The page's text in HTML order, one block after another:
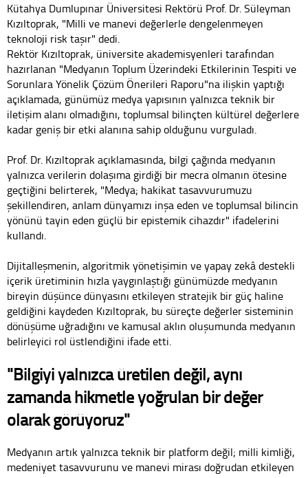
Kütahya Dumlupınar Üniversitesi Rektörü Prof. Dr. Süleyman
Kızıltoprak, "Milli ve manevi değerlerle dengelenmeyen
teknoloji risk taşır" dedi.
Rektör Kızıltoprak, üniversite akademisyenleri tarafından
hazırlanan "Medyanın Toplum Üzerindeki Etkilerinin Tespiti ve
Sorunlara Yönelik Çözüm Önerileri Raporu"na ilişkin yaptığı
açıklamada, günümüz medya yapısının yalnızca teknik bir
iletişim alanı olmadığını, toplumsal bilinçten kültürel değerlere
kadar geniş bir etki alanına sahip olduğunu vurguladı.
Prof. Dr. Kızıltoprak açıklamasında, bilgi çağında medyanın
yalnızca verilerin dolaşıma girdiği bir mecra olmanın ötesine
geçtiğini belirterek, "Medya; hakikat tasavvurumuzu
şekillendiren, anlam dünyamızı inşa eden ve toplumsal bilincin
yönünü tayin eden güçlü bir epistemik cihazdır" ifadelerini
kullandı.
Dijitalleşmenin, algoritmik yönetişimin ve yapay zekâ destekli
içerik üretiminin hızla yaygınlaştığı günümüzde medyanın
bireyin düşünce dünyasını etkileyen stratejik bir güç haline
geldiğini kaydeden Kızıltoprak, bu süreçte değerler sisteminin
dönüşüme uğradığını ve kamusal aklın oluşumunda medyanın
belirleyici rol üstlendiğini ifade etti.
"Bilgiyi yalnızca üretilen değil, aynı
zamanda hikmetle yoğrulan bir değer
olarak görüyoruz"
Medyanın artık yalnızca teknik bir platform değil; milli kimliği,
medeniyet tasavvurunu ve manevi mirası doğrudan etkileyen